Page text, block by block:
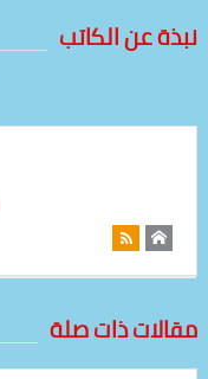
نبذة عن الكاتب
مقالات ذات صلة